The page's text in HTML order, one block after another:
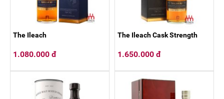
The Ileach
1.080.000 đ
The Ileach Cask Strength
1.650.000 đ